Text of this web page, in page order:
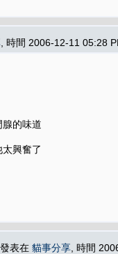
, 時間 2006-12-11 05:28
的味道
興奮了
, 發表在 貓事分享 , 時間